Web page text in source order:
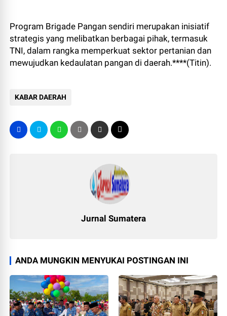
Program Brigade Pangan sendiri merupakan inisiatif
strategis yang melibatkan berbagai pihak, termasuk
TNI, dalam rangka memperkuat sektor pertanian dan
mewujudkan kedaulatan pangan di daerah.****(Titin).
KABAR DAERAH
Jurnal Sumatera
ANDA MUNGKIN MENYUKAI POSTINGAN INI